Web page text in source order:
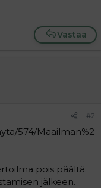
Vastaa
#2
574/Maailman%2
pois päältä.
jälkeen.